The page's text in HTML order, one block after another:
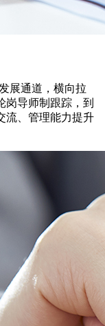
展通道，横向拉
岗导师制跟踪，到
流、管理能力提升